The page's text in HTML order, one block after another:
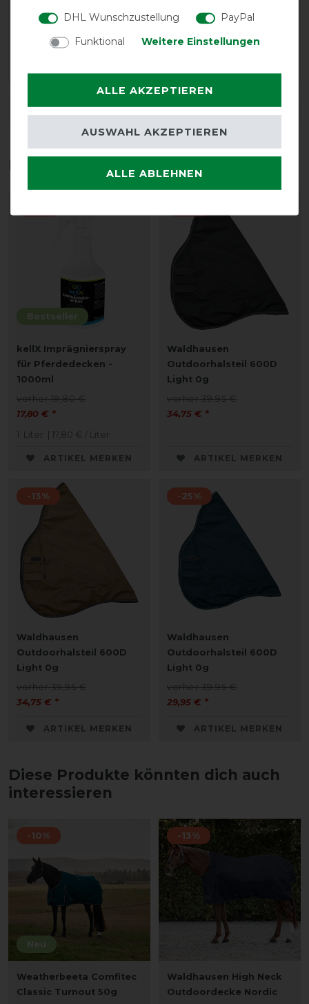
LATEST REVIEWS
26.01.2025
DETAILS ZUR PRODUKTSICHERHEIT
Das perfekte Zubehör für dich
Bestseller
kellX Imprägnierspray
für Pferdedecken -
1000ml
vorher 19,80 €
17,80 € *
1 Liter | 17,80 € / Liter
ARTIKEL MERKEN
Waldhausen
Outdoorhalsteil 600D
Light 0g
vorher 39,95 €
34,75 € *
ARTIKEL MERKEN
-13%
Waldhausen
Outdoorhalsteil 600D
Light 0g
vorher 39,95 €
34,75 € *
ARTIKEL MERKEN
-25%
Waldhausen
Outdoorhalsteil 600D
Light 0g
vorher 39,95 €
29,95 € *
ARTIKEL MERKEN
Diese Produkte könnten dich auch
interessieren
Neu
-10%
Weatherbeeta Comfitec
Classic Turnout 50g
-13%
Waldhausen High Neck
Outdoordecke Nordic
DHL Wunschzustellung
PayPal
Funktional
Weitere Einstellungen
ALLE AKZEPTIEREN
ALLE ABLEHNEN
AUSWAHL AKZEPTIEREN